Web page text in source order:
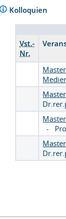
Kolloquien
Vst.-
Nr.
-